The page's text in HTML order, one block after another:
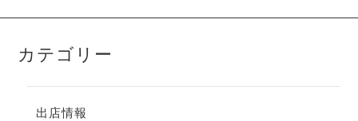
カテゴリー
出店情報